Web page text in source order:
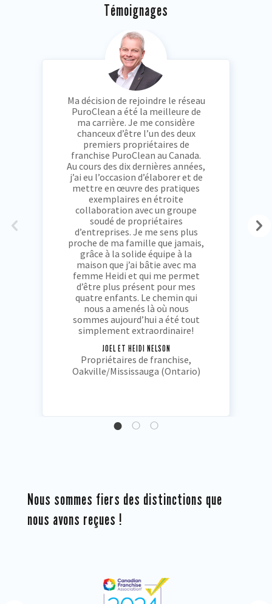
Témoignages
Ma décision de rejoindre le réseau
PuroClean a été la meilleure de
ma carrière. Je me considère
chanceux d’être l’un des deux
premiers propriétaires de
franchise PuroClean au Canada.
Au cours des dix dernières années,
j’ai eu l’occasion d’élaborer et de
mettre en œuvre des pratiques
exemplaires en étroite
collaboration avec un groupe
soudé de propriétaires
d’entreprises. Je me sens plus
proche de ma famille que jamais,
grâce à la solide équipe à la
maison que j’ai bâtie avec ma
femme Heidi et qui me permet
d’être plus présent pour mes
quatre enfants. Le chemin qui
nous a amenés là où nous
sommes aujourd’hui a été tout
simplement extraordinaire!
JOEL ET HEIDI NELSON
Propriétaires de franchise,
Oakville/Mississauga (Ontario)
Nous sommes fiers des distinctions que
nous avons reçues !